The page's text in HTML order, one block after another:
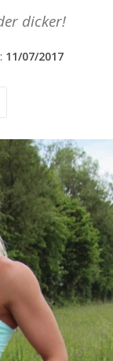
dicker!
11/07/2017